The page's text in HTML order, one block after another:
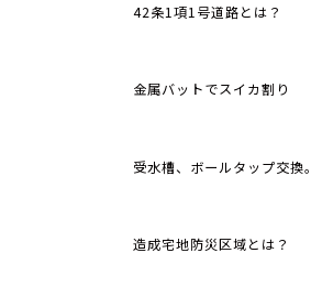
42条1項1号道路とは？
金属バットでスイカ割り
受水槽、ボールタップ交換。
造成宅地防災区域とは？